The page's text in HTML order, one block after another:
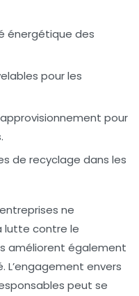
énergétique des
pour les
pour
de recyclage dans les
ne
lutte contre le
améliorent également
L’engagement envers
peut se